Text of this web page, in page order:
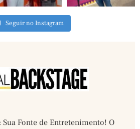
Seguir no Instagram
Sua Fonte de Entretenimento! O